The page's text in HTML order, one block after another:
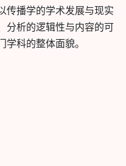
传播学的学术发展与现实
分析的逻辑性与内容的可
科的整体面貌。